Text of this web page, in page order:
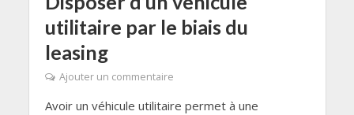
utilitaire par le biais du
leasing
Ajouter un commentaire
Avoir un véhicule utilitaire permet à une